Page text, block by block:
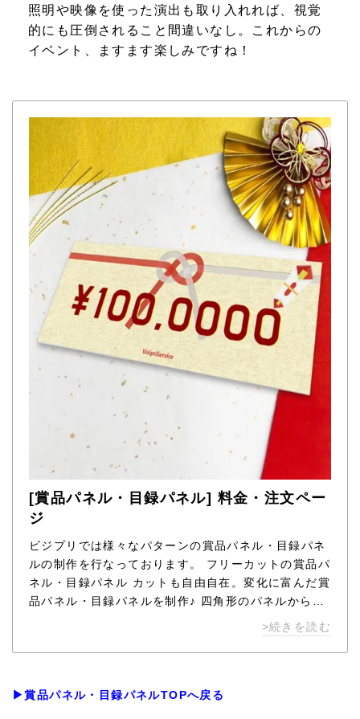
照明や映像を使った演出も取り入れれば、視覚
的にも圧倒されること間違いなし。これからの
イベント、ますます楽しみですね！
[賞品パネル・目録パネル] 料金・注文ペー
ジ
ビジプリでは様々なパターンの賞品パネル・目録パネ
ルの制作を行なっております。 フリーカットの賞品パ
ネル・目録パネル カットも自由自在。変化に富んだ賞
品パネル・目録パネルを制作♪ 四角形のパネルから賞
品が飛び出したような、自在カットも可能です。 1枚
からフリーカットで制作できますので、オリジナリテ
ィあふれる賞品パネル・目録パネルの制作が可能で
い。
>続きを読む
▶賞品パネル・目録パネルTOPへ戻る